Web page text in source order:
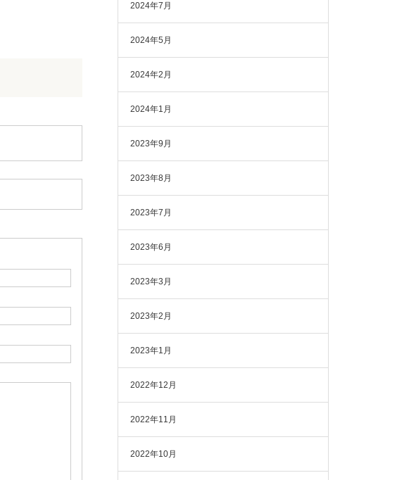
2024年7月
2024年5月
2024年2月
2024年1月
2023年9月
2023年8月
2023年7月
2023年6月
2023年3月
2023年2月
2023年1月
2022年12月
2022年11月
2022年10月